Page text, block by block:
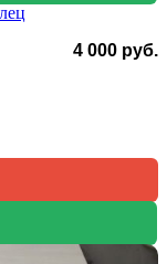
4 000 руб.